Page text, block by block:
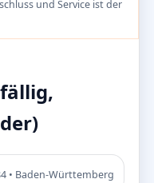
und Service ist der
• Baden-Württemberg